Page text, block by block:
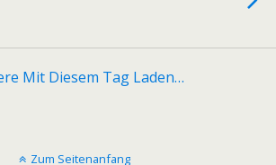
Mit Diesem Tag Laden…
Zum Seitenanfang